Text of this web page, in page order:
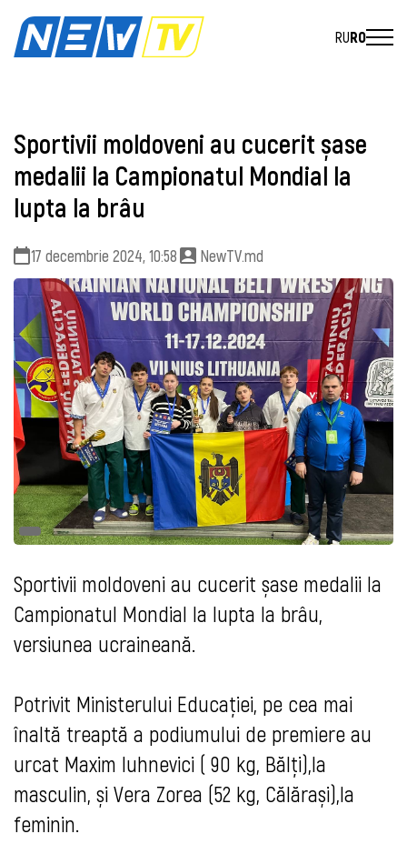
RURO
Sportivii moldoveni au cucerit șase
medalii la Campionatul Mondial la
lupta la brâu
17 decembrie 2024, 10:58 NewTV.md
Sportivii moldoveni au cucerit șase medalii la
Campionatul Mondial la lupta la brâu,
versiunea ucraineană.
Potrivit Ministerului Educației, pe cea mai
înaltă treaptă a podiumului de premiere au
urcat Maxim Iuhnevici ( 90 kg, Bălți),la
masculin, și Vera Zorea (52 kg, Călărași),la
feminin.